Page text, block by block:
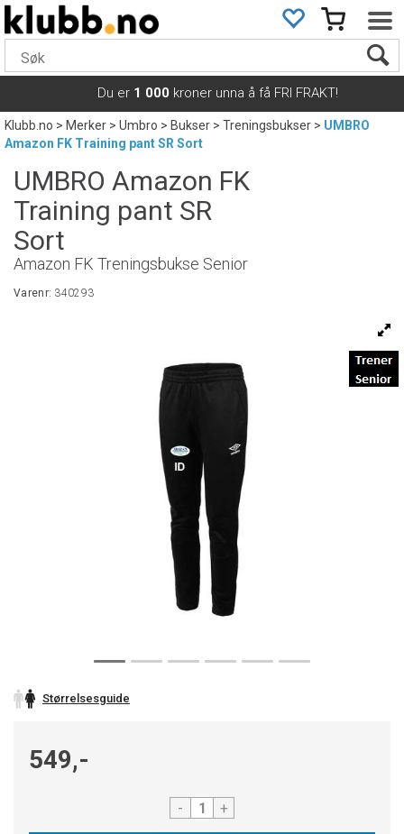
Du er 1 000 kroner unna å få FRI FRAKT!
Klubb.no>Merker>Umbro>Bukser>Treningsbukser>UMBRO
Amazon FK Training pant SR Sort
UMBRO Amazon FK
Training pant SR
Sort
Amazon FK Treningsbukse Senior
Varenr: 340293
Størrelsesguide
549,-
- +